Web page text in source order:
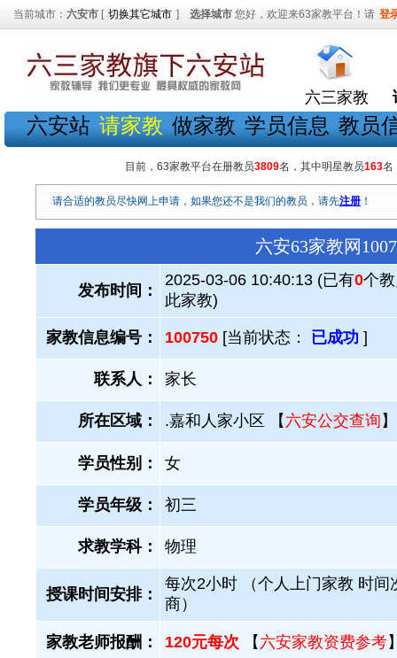
当前城市： 六安市 [ 切换其它城市 ] 选择城市 您好，欢迎来63家教平台！请 登
六三家教
六安站 请家教 做家教 学员信息 教员
目前，63家教平台在册教员3809名，其中明星教员163名
请合适的教员尽快网上申请，如果您还不是我们的教员，请先注册 ！
六安63家教网
发布时间：
2025-03-06 10:40:13 (已有0个
此家教)
家教信息编号： 100750 [当前状态： 已成功 ]
联系人： 家长
所在区域： .嘉和人家小区 【 六安公交查询 】
学员性别： 女
学员年级： 初三
求教学科： 物理
授课时间安排：
每次2小时 （个人上门家教 时间
商）
家教老师报酬： 120元每次 【 六安家教资费参考